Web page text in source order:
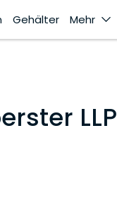
Gehälter Mehr
LLP